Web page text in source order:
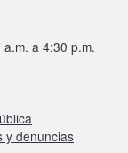
a 4:30 p.m.
y denuncias